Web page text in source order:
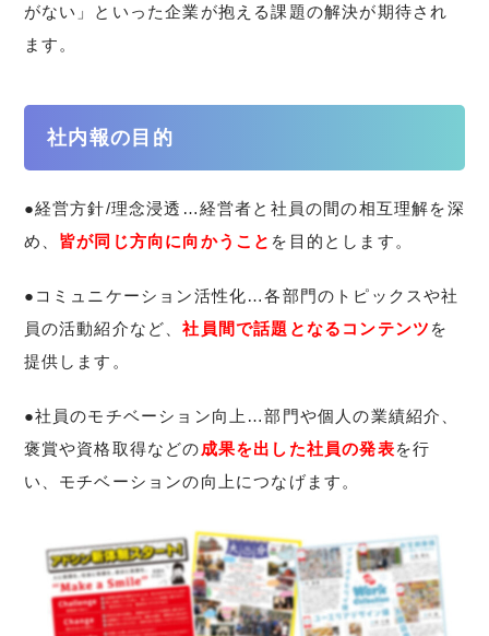
がない」といった企業が抱える課題の解決が期待され
ます。
社内報の目的
●経営方針/理念浸透…経営者と社員の間の相互理解を深
め、 皆が同じ方向に向かうこと を目的とします。
●コミュニケーション活性化…各部門のトピックスや社
員の活動紹介など、社員間で話題となるコンテンツ を
提供します。
●社員のモチベーション向上…部門や個人の業績紹介、
褒賞や資格取得などの成果を出した社員の発表を行
い、モチベーションの向上につなげます。